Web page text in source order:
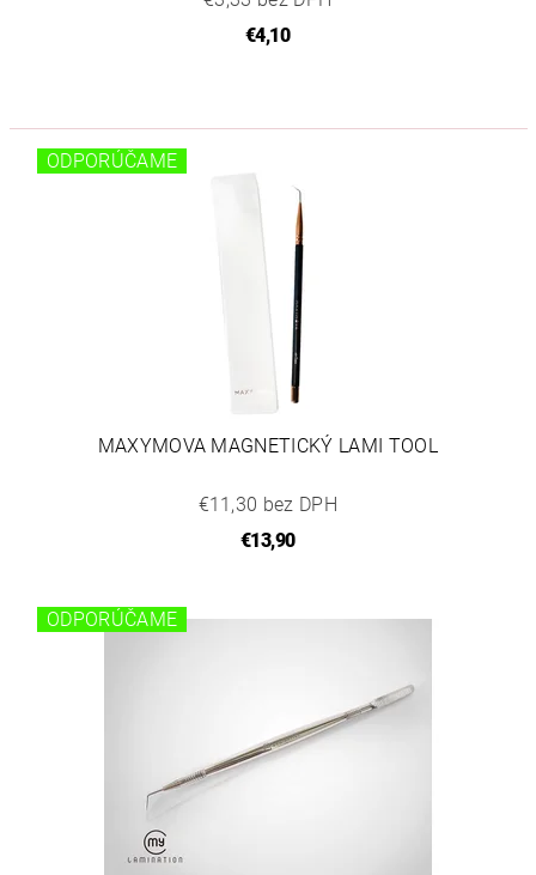
€4,10
ODPORÚČAME
MAXYMOVA MAGNETICKÝ LAMI TOOL
€11,30 bez DPH
€13,90
ODPORÚČAME